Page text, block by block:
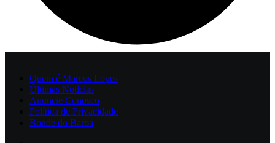
Quem é Marcos Lopes
Últimas Notícias
Anuncie Conosco
Política de Privacidade
Bonde do Barba